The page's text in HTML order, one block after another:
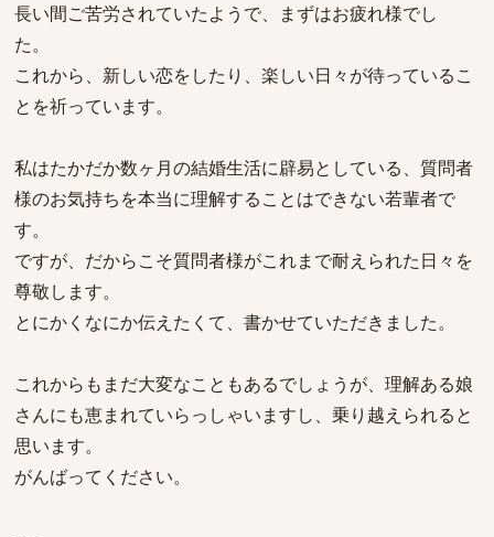
長い間ご苦労されていたようで、まずはお疲れ様でし
た。
これから、新しい恋をしたり、楽しい日々が待っているこ
とを祈っています。
私はたかだか数ヶ月の結婚生活に辟易としている、質問者
様のお気持ちを本当に理解することはできない若輩者で
す。
ですが、だからこそ質問者様がこれまで耐えられた日々を
尊敬します。
とにかくなにか伝えたくて、書かせていただきました。
これからもまだ大変なこともあるでしょうが、理解ある娘
さんにも恵まれていらっしゃいますし、乗り越えられると
思います。
がんばってください。